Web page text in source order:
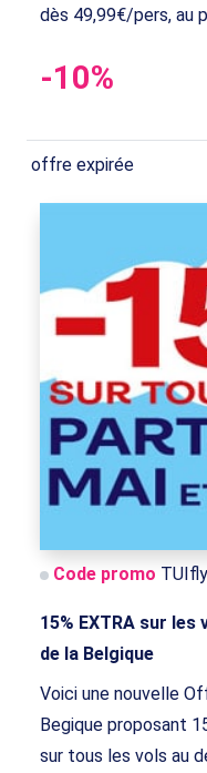
dès 49,99€/pers, au
-10%
offre expirée
Code promo
15% EXTRA sur
de la Belgique
Voici une nouvelle
Begique proposant
sur tous les vols au